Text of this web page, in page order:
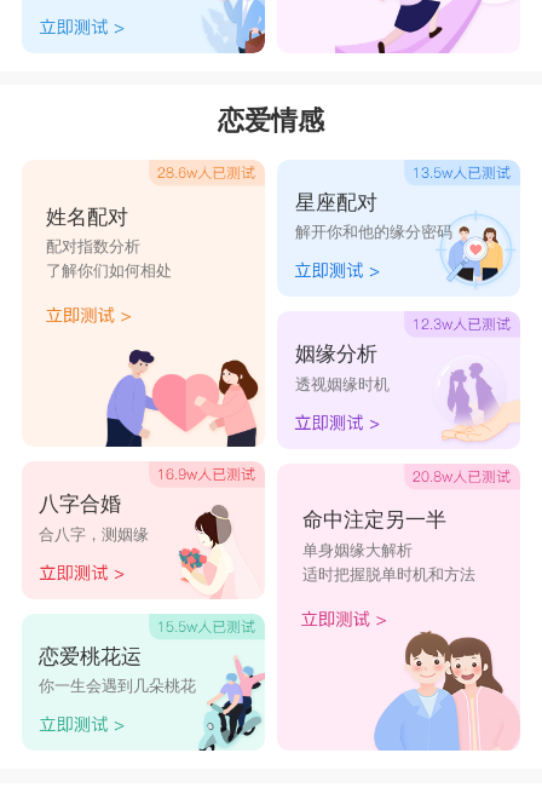
恋爱情感
姓名配对
配对指数分析
了解你们如何相处
八字合婚
合八字，测姻缘
恋爱桃花运
你一生会遇到几朵桃花
星座配对
解开你和他的缘分密码
姻缘分析
透视姻缘时机
命中注定另一半
单身姻缘大解析
适时把握脱单时机和方法